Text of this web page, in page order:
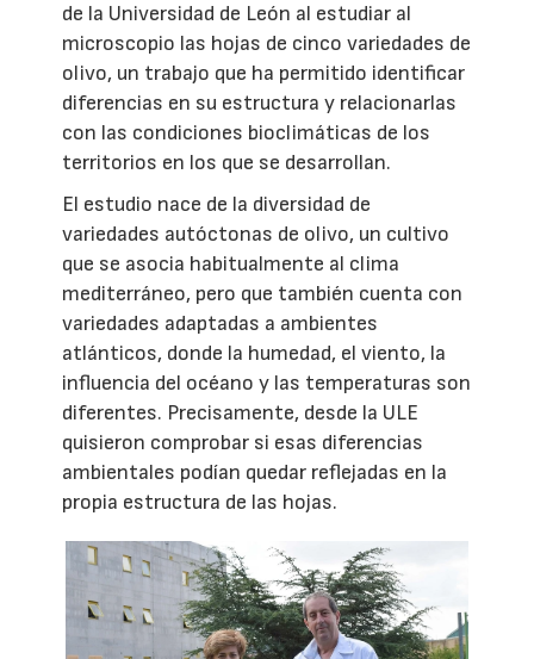
de la Universidad de León al estudiar al
microscopio las hojas de cinco variedades de
olivo, un trabajo que ha permitido identificar
diferencias en su estructura y relacionarlas
con las condiciones bioclimáticas de los
territorios en los que se desarrollan.
El estudio nace de la diversidad de
variedades autóctonas de olivo, un cultivo
que se asocia habitualmente al clima
mediterráneo, pero que también cuenta con
variedades adaptadas a ambientes
atlánticos, donde la humedad, el viento, la
influencia del océano y las temperaturas son
diferentes. Precisamente, desde la ULE
quisieron comprobar si esas diferencias
ambientales podían quedar reflejadas en la
propia estructura de las hojas.